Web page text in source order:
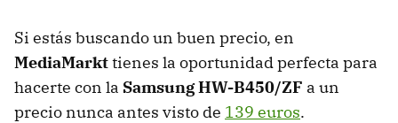
Si estás buscando un buen precio, en
MediaMarkttienes la oportunidad perfecta para
hacerte con la Samsung HW-B450/ZF a un
precio nunca antes visto de 139 euros.